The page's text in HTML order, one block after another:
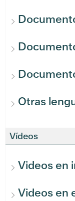
Otras
Vídeos
Videos en
Videos en